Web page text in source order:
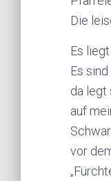
Die
Es
Es
da legt
auf
vor